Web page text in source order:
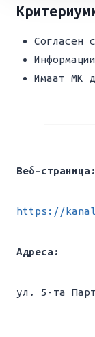
Согласен
Имаат МК
Веб-страница:
https://
Адреса:
ул. 5-та